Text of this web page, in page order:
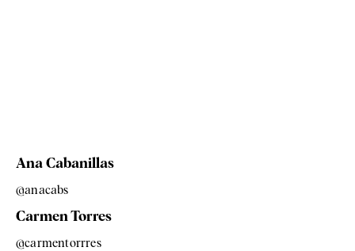
Ana Cabanillas
@anacabs
Carmen Torres
@carmentorrres